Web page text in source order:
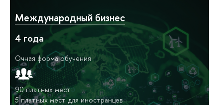
Международный бизнес
4 года
Очная форма обучения
90 платных мест
5 платных мест для иностранцев